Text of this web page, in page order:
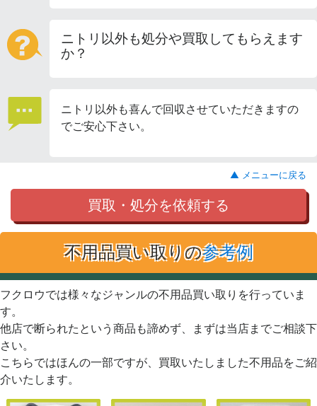
ニトリ以外も処分や買取してもらえます
か？
ニトリ以外も喜んで回収させていただきますの
でご安心下さい。
▲ メニューに戻る
買取・処分を依頼する
不用品買い取りの参考例
フクロウでは様々なジャンルの不用品買い取りを行っていま
す。
他店で断られたという商品も諦めず、まずは当店までご相談下
さい。
こちらではほんの一部ですが、買取いたしました不用品をご紹
介いたします。